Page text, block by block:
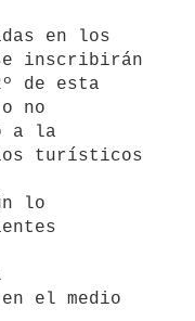
en los
inscribirán
de esta
no
a la
turísticos
lo
el medio